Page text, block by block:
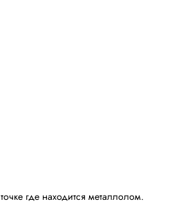
где находится металлолом.